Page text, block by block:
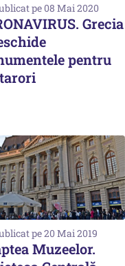
pe 08 Mai 2020
Grecia
pentru
pe 20 Mai 2019
Muzeelor.